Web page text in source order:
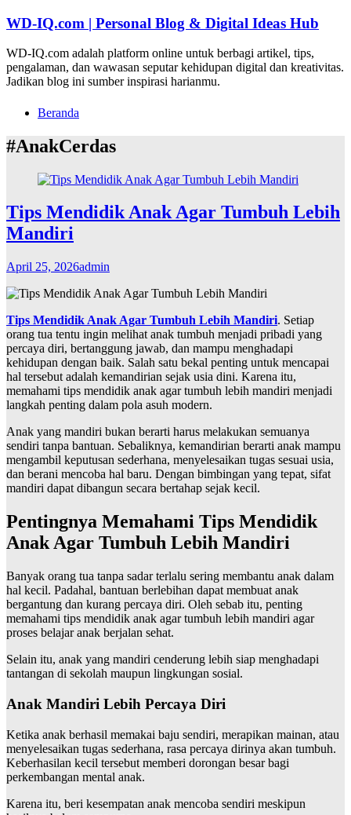
Lompat
konten
WD-IQ.com | Personal Blog & Digital Ideas Hub
WD-IQ.com adalah platform online untuk berbagi artikel, tips,
pengalaman, dan wawasan seputar kehidupan digital dan kreativitas.
Jadikan blog ini sumber inspirasi harianmu.
Beranda
#AnakCerdas
Tips Mendidik Anak Agar Tumbuh Lebih
Mandiri
April 25, 2026admin
Tips Mendidik Anak Agar Tumbuh Lebih Mandiri. Setiap
orang tua tentu ingin melihat anak tumbuh menjadi pribadi yang
percaya diri, bertanggung jawab, dan mampu menghadapi
kehidupan dengan baik. Salah satu bekal penting untuk mencapai
hal tersebut adalah kemandirian sejak usia dini. Karena itu,
memahami tips mendidik anak agar tumbuh lebih mandiri menjadi
langkah penting dalam pola asuh modern.
Anak yang mandiri bukan berarti harus melakukan semuanya
sendiri tanpa bantuan. Sebaliknya, kemandirian berarti anak mampu
mengambil keputusan sederhana, menyelesaikan tugas sesuai usia,
dan berani mencoba hal baru. Dengan bimbingan yang tepat, sifat
mandiri dapat dibangun secara bertahap sejak kecil.
Pentingnya Memahami Tips Mendidik
Anak Agar Tumbuh Lebih Mandiri
Banyak orang tua tanpa sadar terlalu sering membantu anak dalam
hal kecil. Padahal, bantuan berlebihan dapat membuat anak
bergantung dan kurang percaya diri. Oleh sebab itu, penting
memahami tips mendidik anak agar tumbuh lebih mandiri agar
proses belajar anak berjalan sehat.
Selain itu, anak yang mandiri cenderung lebih siap menghadapi
tantangan di sekolah maupun lingkungan sosial.
Anak Mandiri Lebih Percaya Diri
Ketika anak berhasil memakai baju sendiri, merapikan mainan, atau
menyelesaikan tugas sederhana, rasa percaya dirinya akan tumbuh.
Keberhasilan kecil tersebut memberi dorongan besar bagi
perkembangan mental anak.
Karena itu, beri kesempatan anak mencoba sendiri meskipun